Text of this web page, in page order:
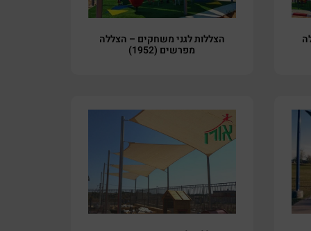
הצללות לגני משחקים – הצללה
מפרשים (1952)